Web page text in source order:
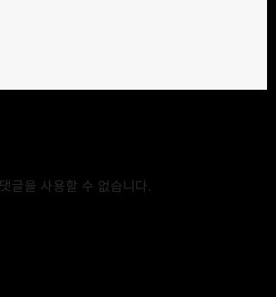
댓글을 사용할 수 없습니다.
자 정의 함수들의 존재하는 것을 볼 수 있다.